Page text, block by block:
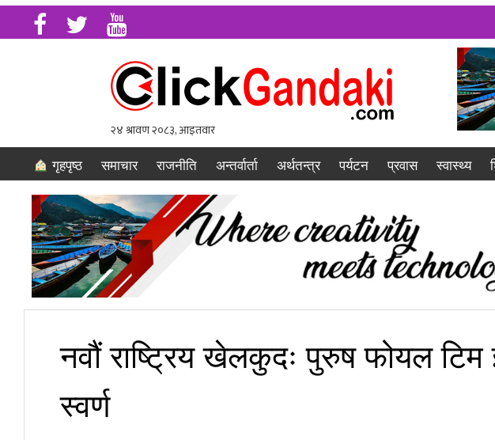
गृहपृष्ठ समाचार राजनीति अन्तर्वार्ता अर्थतन्त्र पर्यटन प्रवास स्वास्थ्य
नवौं राष्ट्रिय खेलकुदः पुरुष फोयल टिम
स्वर्ण